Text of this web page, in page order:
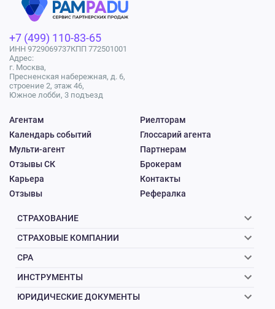
+7 (499) 110-83-65
ИНН 9729069737КПП 772501001
Адрес:
г. Москва,
Пресненская набережная, д. 6,
строение 2, этаж 46,
Южное лобби, 3 подъезд
Агентам
Риелторам
Календарь событий
Глоссарий агента
Мульти-агент
Партнерам
Отзывы СК
Брокерам
Карьера
Контакты
Отзывы
Рефералка
СТРАХОВАНИЕ
СТРАХОВЫЕ КОМПАНИИ
CPA
ИНСТРУМЕНТЫ
ЮРИДИЧЕСКИЕ ДОКУМЕНТЫ